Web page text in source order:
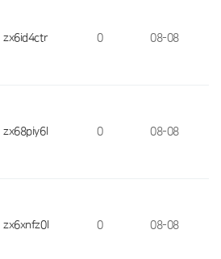
zx6id4ctr 0 08-08
zx68piy6l 0 08-08
zx6xnfz0l 0 08-08